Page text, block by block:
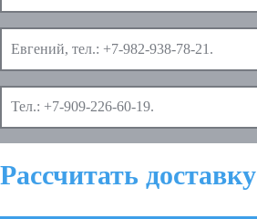
Евгений, тел.: +7-982-938-78-21 .
Тел.: +7-909-226-60-19.
Рассчитать доставку